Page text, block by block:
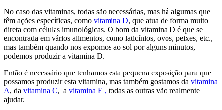
No caso das vitaminas, todas são necessárias, mas há algumas que
têm ações específicas, como vitamina D, que atua de forma muito
direta com células imunológicas. O bom da vitamina D é que se
encontrada em vários alimentos, como laticínios, ovos, peixes, etc.,
mas também quando nos expomos ao sol por alguns minutos,
podemos produzir a vitamina D.
Então é necessário que tenhamos esta pequena exposição para que
possamos produzir esta vitamina, mas também gostamos da vitamina
A, da vitamina C, a vitamina E , todas as outras vão realmente
ajudar.